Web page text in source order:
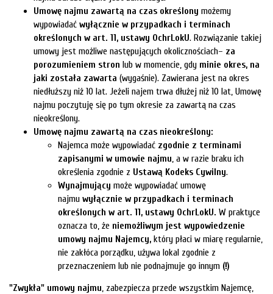
Umowę najmu zawartą na czas określony możemy
wypowiadać wyłącznie w przypadkach i terminach
określonych w art. 11, ustawy OchrLokU. Rozwiązanie takiej
umowy jest możliwe następujących okolicznościach– za
porozumieniem stron lub w momencie, gdy minie okres, na
jaki została zawarta (wygaśnie). Zawierana jest na okres
niedłuższy niż 10 lat. Jeżeli najem trwa dłużej niż 10 lat, Umowę
najmu poczytuję się po tym okresie za zawartą na czas
nieokreślony.
Umowę najmu zawartą na czas nieokreślony:
Najemca może wypowiadać zgodnie z terminami
zapisanymi w umowie najmu, a w razie braku ich
określenia zgodnie z Ustawą Kodeks Cywilny.
Wynajmujący może wypowiadać umowę
najmu wyłącznie w przypadkach i terminach
określonych w art. 11, ustawy OchrLokU. W praktyce
oznacza to, że niemożliwym jest wypowiedzenie
umowy najmu Najemcy, który płaci w miarę regularnie,
nie zakłóca porządku, używa lokal zgodnie z
przeznaczeniem lub nie podnajmuje go innym (!)
"Zwykła" umowy najmu, zabezpiecza przede wszystkim Najemcę,